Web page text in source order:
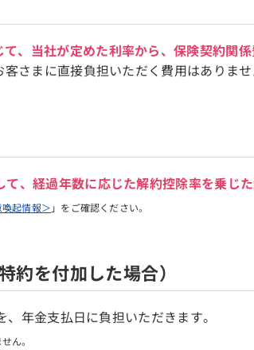
、当社が定めた利率から、保険契約関
さまに直接負担いただく費用はありませ
、経過年数に応じた解約控除率を乗じ
起情報＞ 」をご確認ください。
を付加した場合）
年金支払日に負担いただきます。
ん。